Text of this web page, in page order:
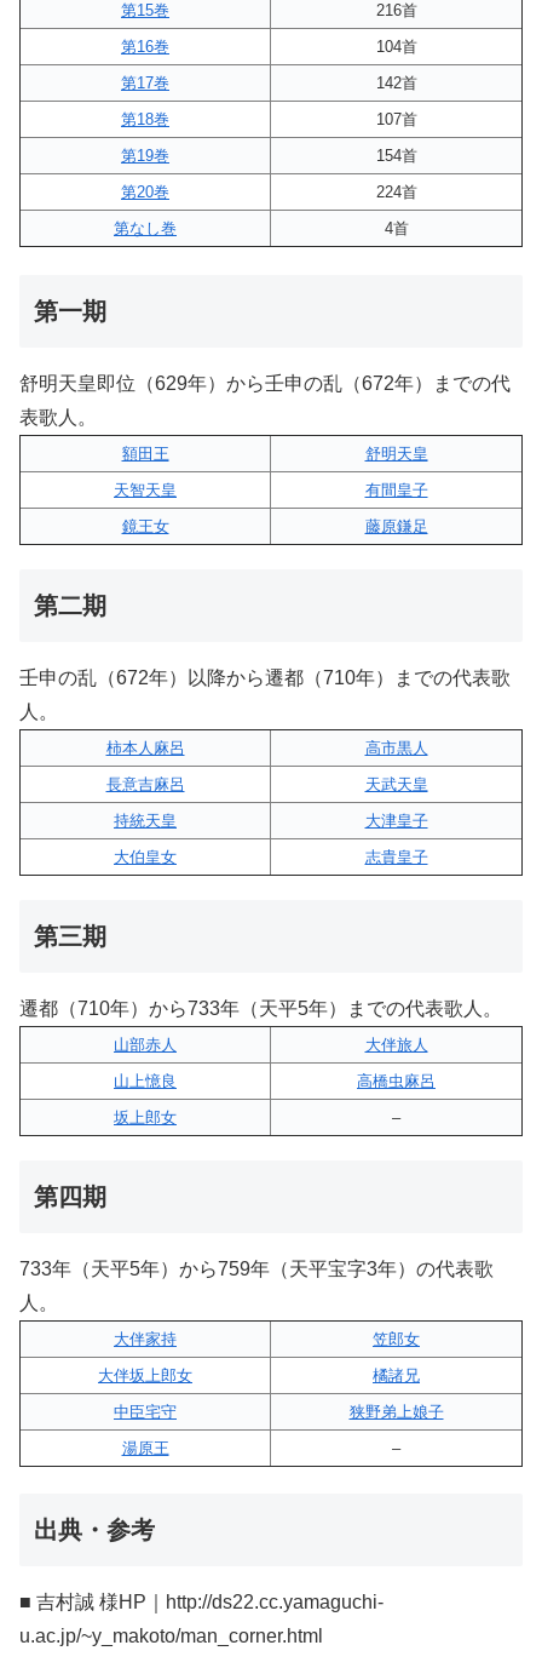
第15巻
216首
第16巻
104首
第17巻
142首
第18巻
107首
第19巻
154首
第20巻
224首
第なし巻
4首
第一期
舒明天皇即位（629年）から壬申の乱（672年）までの代
表歌人。
額田王
舒明天皇
天智天皇
有間皇子
鏡王女
藤原鎌足
第二期
壬申の乱（672年）以降から遷都（710年）までの代表歌
人。
柿本人麻呂
高市黒人
長意吉麻呂
天武天皇
持統天皇
大津皇子
大伯皇女
志貴皇子
第三期
遷都（710年）から733年（天平5年）までの代表歌人。
山部赤人
大伴旅人
山上憶良
高橋虫麻呂
坂上郎女
–
第四期
733年（天平5年）から759年（天平宝字3年）の代表歌
人。
大伴家持
笠郎女
大伴坂上郎女
橘諸兄
中臣宅守
狭野弟上娘子
湯原王
–
出典・参考
■ 吉村誠 様HP｜http://ds22.cc.yamaguchi-
u.ac.jp/~y_makoto/man_corner.html